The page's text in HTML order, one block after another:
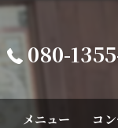
080-
メニュー コ